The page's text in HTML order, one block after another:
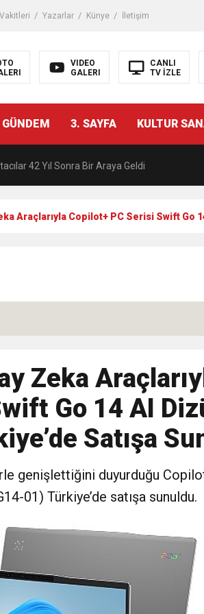
Yazarlar Künye İletişim
VIDEO
GALERI
CANLI
TV İZLE
3. SAYFA KULTUR
Tanıdığı İsim: Abdulrezak Kaldan Torbalı
42 Yıl Sonra Bir Araya Geldi
Ankara’da Güç Gösterisi Yaptı
Saldırının Hedefinde Mehmet Türkmen
ile İyilik ve Dayanışma Buluşması
İnşaat Meclis Gündeminde:
Tanıdığı İsim: Abdulrezak Kaldan Torbalı
Araçlarıyla Copilot+ PC Serisi Swift Go
Zeka
Go 14 AI
Satışa
genişlettiğini duyurduğu
01) Türkiye’de satışa sunuldu.